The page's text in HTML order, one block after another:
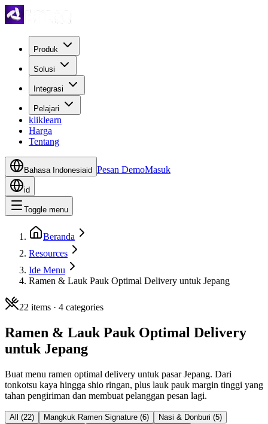
Produk
Solusi
Integrasi
Pelajari
kliklearn
Harga
Tentang
Bahasa Indonesiaid Pesan DemoMasuk
id
Toggle menu
Beranda
Resources
Ide Menu
Ramen & Lauk Pauk Optimal Delivery untuk Jepang
22 items · 4 categories
Ramen & Lauk Pauk Optimal Delivery
untuk Jepang
Buat menu ramen optimal delivery untuk pasar Jepang. Dari
tonkotsu kaya hingga shio ringan, plus lauk pauk margin tinggi yang
tahan pengiriman dan membuat pelanggan pesan lagi.
All (22) Mangkuk Ramen Signature (6) Nasi & Donburi (5)